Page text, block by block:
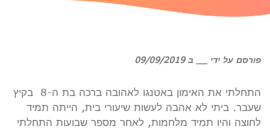
פורסם על ידי __ ב 09/09/2019
התחלתי את האימון באטנגו לאהובה ברכה בת ה-8 בקיץ
שעבר. ביתי לא אהבה לעשות שיעורי בית, הייתה תמיד
לחוצה והיו תמיד מלחמות, לאחר מספר שבועות התחלתי